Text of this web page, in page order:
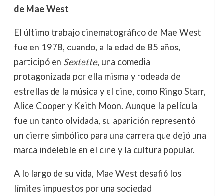
de Mae West
El último trabajo cinematográfico de Mae West
fue en 1978, cuando, a la edad de 85 años,
participó en Sextette, una comedia
protagonizada por ella misma y rodeada de
estrellas de la música y el cine, como Ringo Starr,
Alice Cooper y Keith Moon. Aunque la película
fue un tanto olvidada, su aparición representó
un cierre simbólico para una carrera que dejó una
marca indeleble en el cine y la cultura popular.
A lo largo de su vida, Mae West desafió los
límites impuestos por una sociedad